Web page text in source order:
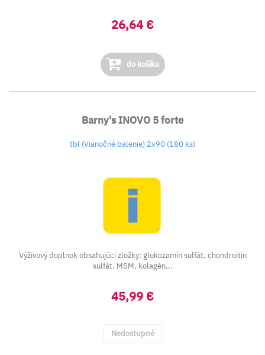
26,64 €
do košíka
Barny's INOVO 5 forte
tbl (Vianočné balenie) 2x90 (180 ks)
Výživový doplnok obsahujúci zložky: glukozamín sulfát, chondroitín
sulfát, MSM, kolagén...
45,99 €
Nedostupné